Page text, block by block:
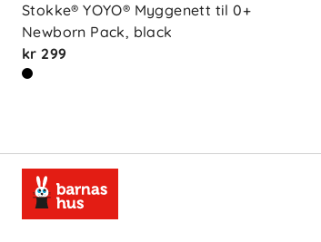
Stokke® YOYO® Myggenett til 0+
Newborn Pack, black
kr 299